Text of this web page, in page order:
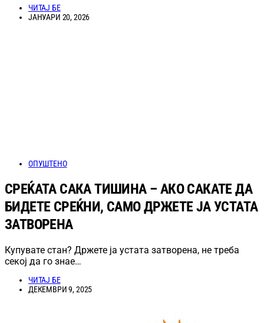
ЧИТАЈ БЕ
ЈАНУАРИ 20, 2026
ОПУШТЕНО
СРЕЌАТА САКА ТИШИНА – АКО САКАТЕ ДА
БИДЕТЕ СРЕЌНИ, САМО ДРЖЕТЕ ЈА УСТАТА
ЗАТВОРЕНА
Купувате стан? Држете ја устата затворена, не треба
секој да го знае…
ЧИТАЈ БЕ
ДЕКЕМВРИ 9, 2025